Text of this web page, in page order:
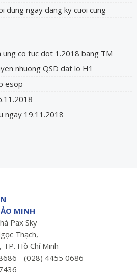
dung ngay dang ky cuoi cung
co tuc dot 1.2018 bang TM
nhuong QSD dat lo H1
esop
ngay 19.11.2018
MINH
Pax Sky
Thạch,
TP. Hồ Chí Minh
- (028) 4455 0686